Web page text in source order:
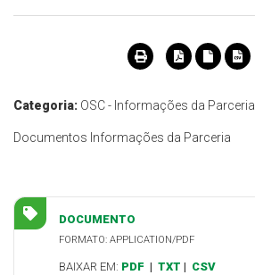
Categoria: OSC - Informações da Parceria
Documentos Informações da Parceria
DOCUMENTO
FORMATO: APPLICATION/PDF
BAIXAR EM: PDF | TXT | CSV